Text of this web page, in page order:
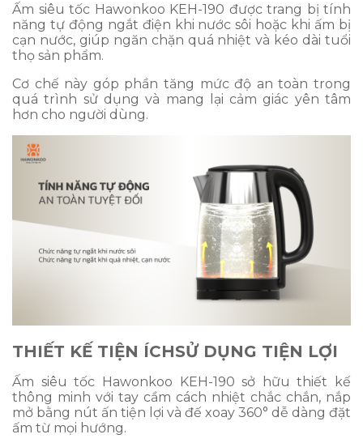
Ấm siêu tốc Hawonkoo KEH-190 được trang bị tính
năng tự động ngắt điện khi nước sôi hoặc khi ấm bị
cạn nước, giúp ngăn chặn quá nhiệt và kéo dài tuổi
thọ sản phẩm.
Cơ chế này góp phần tăng mức độ an toàn trong
quá trình sử dụng và mang lại cảm giác yên tâm
hơn cho người dùng.
THIẾT KẾ TIỆN ÍCHSỬ DỤNG TIỆN LỢI
Ấm siêu tốc Hawonkoo KEH-190 sở hữu thiết kế
thông minh với tay cầm cách nhiệt chắc chắn, nắp
mở bằng nút ấn tiện lợi và đế xoay 360° dễ dàng đặt
ấm từ mọi hướng.